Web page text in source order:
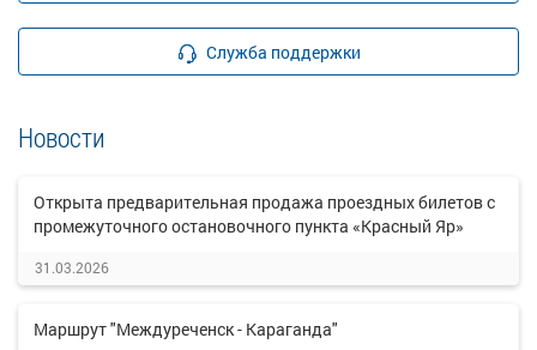
Служба поддержки
Новости
Открыта предварительная продажа проездных билетов с
промежуточного остановочного пункта «Красный Яр»
31.03.2026
Маршрут "Междуреченск - Караганда"